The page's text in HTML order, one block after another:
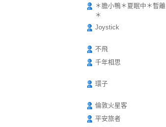
＊膽小鴨＊夏眠中＊暫離
＊
Joystick
不飛
千年相思
環子
倫敦火星客
平安旅者